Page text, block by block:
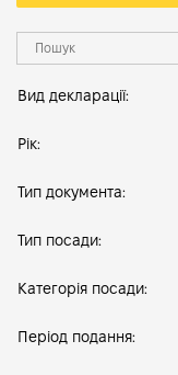
Вид декларації:
Рік:
Тип документа:
Тип посади:
Категорія посади:
Період подання: